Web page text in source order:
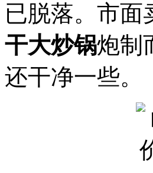
已脱落。市面
干大炒锅炮制
还干净一些。